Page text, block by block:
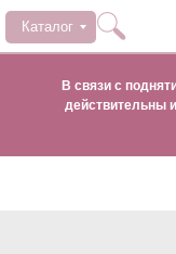
Каталог
В связи с
действительны